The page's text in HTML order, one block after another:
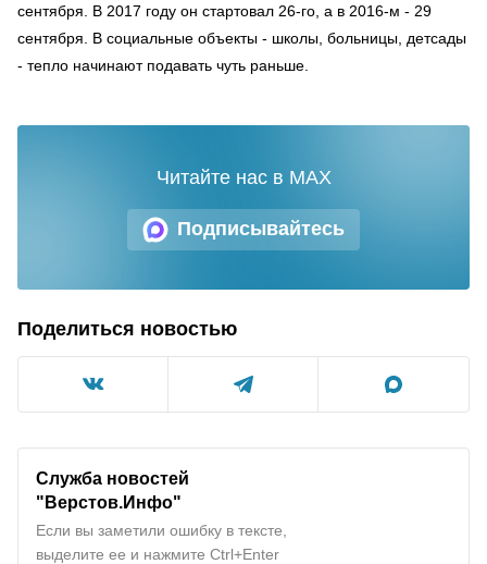
сентября. В 2017 году он стартовал 26-го, а в 2016-м - 29
сентября. В социальные объекты - школы, больницы, детсады
- тепло начинают подавать чуть раньше.
Подписывайтесь
Читайте нас в MAX
Поделиться новостью
Служба новостей
"Верстов.Инфо"
Если вы заметили ошибку в тексте,
выделите ее и нажмите Ctrl+Enter